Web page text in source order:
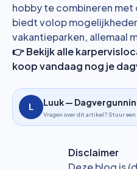
hobby te combineren met
biedt volop
vakantieparken, allemaal
👉 Bekijk alle
koop vandaag nog je
Luuk —
Vragen over dit artikel? Stuur een
Disclaimer